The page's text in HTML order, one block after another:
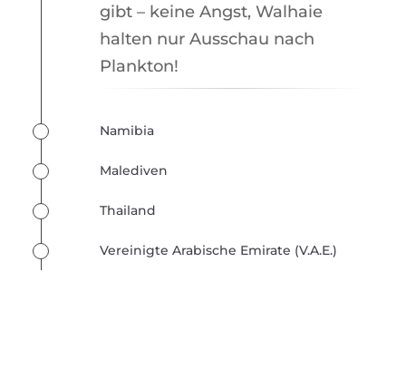
gibt – keine Angst, Walhaie
halten nur Ausschau nach
Plankton!
Namibia
Malediven
Thailand
Vereinigte Arabische Emirate (V.A.E.)